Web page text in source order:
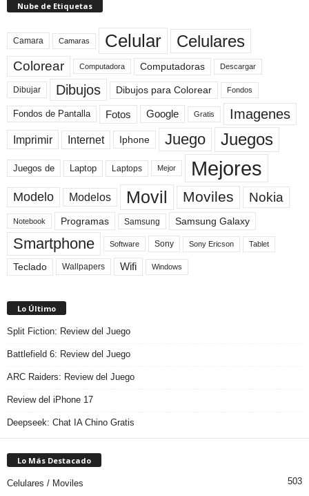
Nube de Etiquetas
Camara Camaras Celular Celulares
Colorear Computadora Computadoras Descargar
Dibujar Dibujos Dibujos para Colorear Fondos
Fondos de Pantalla Fotos Google Gratis Imagenes
Imprimir Internet Iphone Juego Juegos
Juegos de Laptop Laptops Mejor Mejores
Modelo Modelos Movil Moviles Nokia
Notebook Programas Samsung Samsung Galaxy
Smartphone Software Sony Sony Ericson Tablet
Teclado Wallpapers Wifi Windows
Lo Último
Split Fiction: Review del Juego
Battlefield 6: Review del Juego
ARC Raiders: Review del Juego
Review del iPhone 17
Deepseek: Chat IA Chino Gratis
Lo Más Destacado
Celulares / Moviles 503